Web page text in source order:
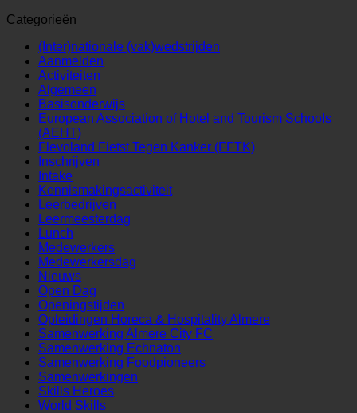
Categorieën
(Inter)nationale (vak)wedstrijden
Aanmelden
Activiteiten
Algemeen
Basisonderwijs
European Association of Hotel and Tourism Schools
(AEHT)
Flevoland Fietst Tegen Kanker (FFTK)
Inschrijven
Intake
Kennismakingsactiviteit
Leerbedrijven
Leermeesterdag
Lunch
Medewerkers
Medewerkersdag
Nieuws
Open Dag
Openingstijden
Opleidingen Horeca & Hospitality Almere
Samenwerking Almere City FC
Samenwerking Echnaton
Samenwerking Foodpioneers
Samenwerkingen
Skills Heroes
World Skills